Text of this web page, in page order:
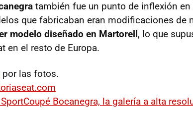
también fue un punto de inflexión en
que fabricaban eran modificaciones de
modelo diseñado en Martorell, lo que
en el resto de Europa.
por las fotos.
Bocanegra, la galería a alta